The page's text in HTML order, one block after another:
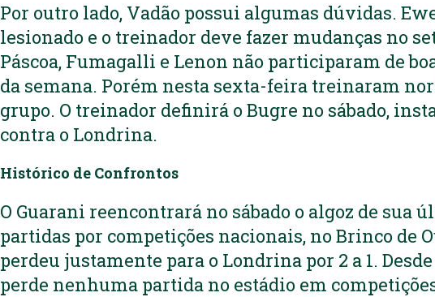
Por outro lado, Vadão possui algumas dúvidas.
lesionado e o treinador deve fazer mudanças no
Páscoa, Fumagalli e Lenon não participaram de
da semana. Porém nesta sexta-feira treinaram
grupo. O treinador definirá o Bugre no sábado,
contra o Londrina.
Histórico de Confrontos
O Guarani reencontrará no sábado o algoz de sua
partidas por competições nacionais, no Brinco de
perdeu justamente para o Londrina por 2 a 1.
perde nenhuma partida no estádio em